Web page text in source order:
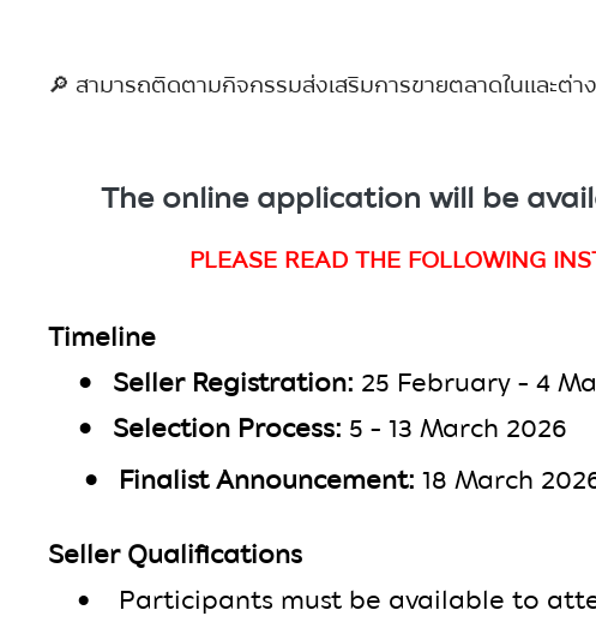
🔎 สามารถติดตามกิจกรรมส่งเสริมการขายตลาดในและต่า
The online application will be
PLEASE READ THE FOLLOWING
Timeline
• Seller Registration: 25 February- 4
•Selection Process: 5 - 13 March 2026
• Finalist Announcement: 18 March
Seller Qualifications
•
Participants must be available to